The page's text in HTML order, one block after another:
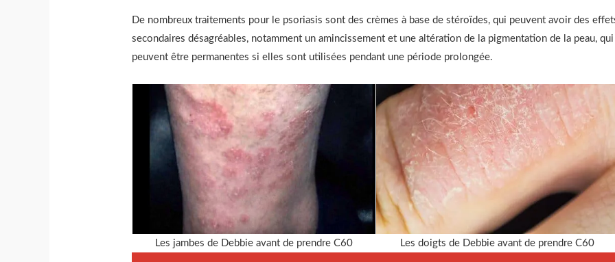
De nombreux traitements pour le psoriasis sont des crèmes à base de stéroïdes, qui peuvent avoir des
secondaires désagréables, notamment un amincissement et une altération de la pigmentation de la peau, qui
peuvent être permanentes si elles sont utilisées pendant une période prolongée.
Les jambes de Debbie avant de prendre C60 Les doigts de Debbie avant de prendre C60